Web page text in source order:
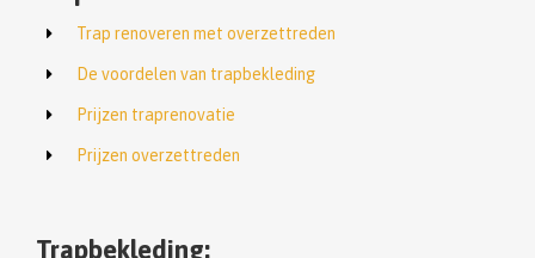
Trap renoveren met overzettreden
De voordelen van trapbekleding
Prijzen traprenovatie
Prijzen overzettreden
Trapbekleding: